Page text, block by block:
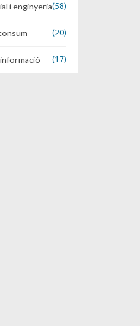
i enginyeria(58)
(20)
(17)